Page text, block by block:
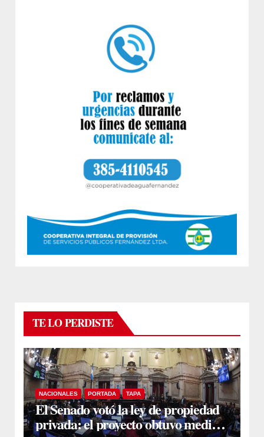
TE LO PERDISTE
NACIONALES PORTADA TAPA
El Senado votó la ley de propiedad
privada: el proyecto obtuvo media